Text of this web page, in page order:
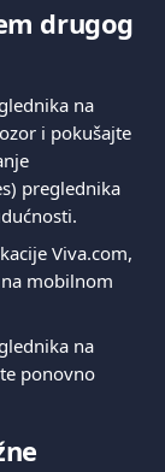
drugog
na
i pokušajte
preglednika
Viva.com,
mobilnom
na
ponovno